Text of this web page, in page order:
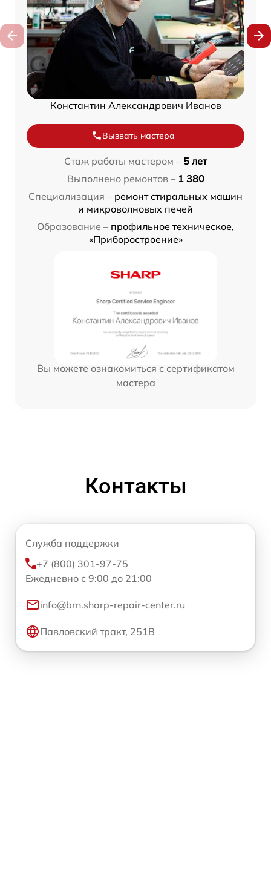
Константин Александрович Иванов
Вызвать мастера
Стаж работы мастером – 5 лет
Выполнено ремонтов – 1 380
Специализация – ремонт стиральных машин
и микроволновых печей
Образование – профильное техническое,
«Приборостроение»
Вы можете ознакомиться с сертификатом
мастера
Контакты
Служба поддержки
+7 (800) 301-97-75
Ежедневно с 9:00 до 21:00
info@brn.sharp-repair-center.ru
Павловский тракт, 251В